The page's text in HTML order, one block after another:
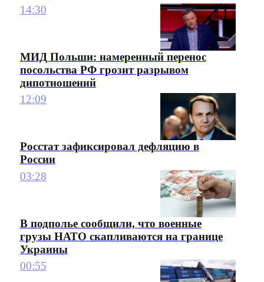
14:30
МИД Польши: намеренный перенос
посольства РФ грозит разрывом
дипотношений
12:09
Росстат зафиксировал дефляцию в
России
03:28
В подполье сообщили, что военные
грузы НАТО скапливаются на границе
Украины
00:55